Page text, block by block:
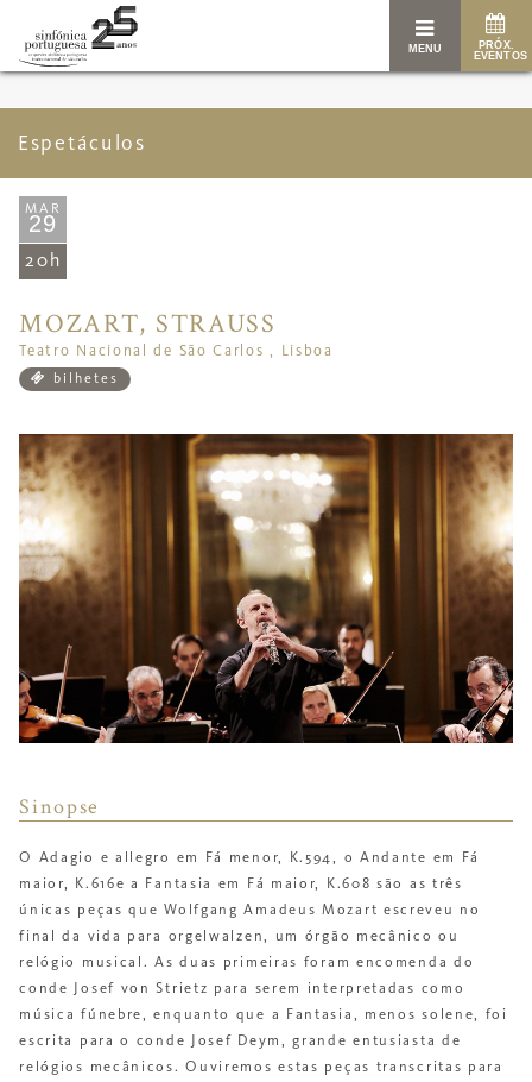
MENU
PRÓX.
EVENTOS
Espetáculos
MAR
29
20h
MOZART, STRAUSS
Teatro Nacional de São Carlos , Lisboa
bilhetes
Sinopse
O Adagio e allegro em Fá menor, K.594, o Andante em Fá
maior, K.616e a Fantasia em Fá maior, K.608são as três
únicas peças que Wolfgang Amadeus Mozart escreveu no
final da vida para orgelwalzen, um órgão mecânico ou
relógio musical. As duas primeiras foram encomenda do
conde Josef von Strietz para serem interpretadas como
música fúnebre, enquanto que a
Fantasia , menos solene, foi
escrita para o conde Josef Deym, grande entusiasta de
relógios mecânicos.Ouviremos estas peças transcritas para